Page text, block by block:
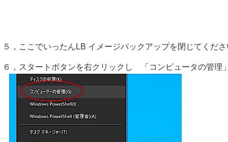
５，ここでいったんLB イメージバックアップを閉じてくだ
６，スタートボタンを右クリックし 「コンピュータの管理